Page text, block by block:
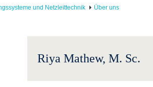
und Netzleittechnik Über uns
Riya Mathew, M. Sc.